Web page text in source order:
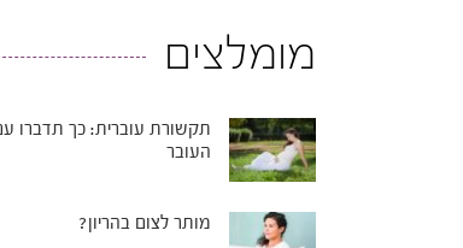
מומלצים
תקשורת עוברית: כך תדברו
העובר
מותר לצום בהריון?